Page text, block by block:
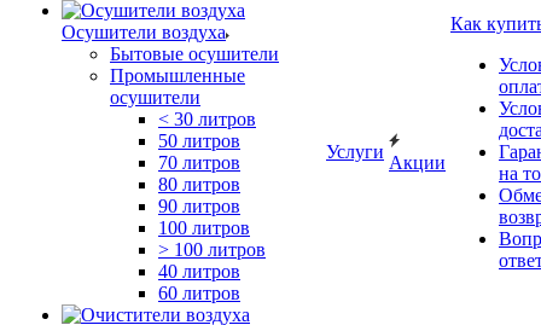
Осушители воздуха
Бытовые осушители
Промышленные
осушители
< 30 литров
50 литров
70 литров
80 литров
90 литров
100 литров
> 100 литров
40 литров
60 литров
Услуги
Акции
Как
на